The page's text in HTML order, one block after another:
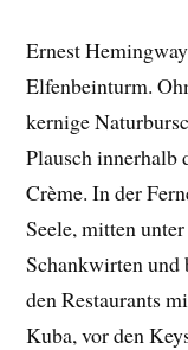
Ernest
Elfenbeinturm.
kernige
Plausch innerhalb
Crème. In der
Seele, mitten
Schankwirten und
den Restaurants
Kuba, vor den